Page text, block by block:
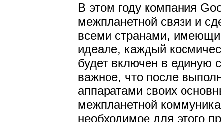
В этом году компания
межпланетной связи и
всеми странами,
идеале, каждый
будет включен в единую
важное, что после
аппаратами своих
межпланетной
необходимое для этого